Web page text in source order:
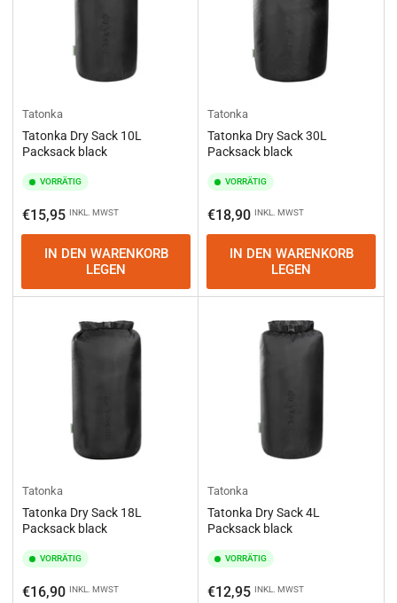
Tatonka
Tatonka Dry Sack 10L
Packsack black
VORRÄTIG
Normaler
Preis
€15,95 INKL. MWST
IN DEN WARENKORB
LEGEN
Tatonka
Tatonka Dry Sack 30L
Packsack black
VORRÄTIG
Normaler
Preis
€18,90 INKL. MWST
IN DEN WARENKORB
LEGEN
Tatonka
Tatonka Dry Sack 18L
Packsack black
VORRÄTIG
Normaler
€16,90 INKL. MWST
Tatonka
Tatonka Dry Sack 4L
Packsack black
VORRÄTIG
Normaler
€12,95 INKL. MWST